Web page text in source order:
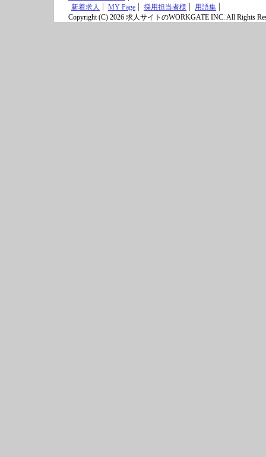
新着求人
MY Page 採用担当者様
用語集
Copyright (C) 2026 求人サイトのWORKGATE INC. All Rights